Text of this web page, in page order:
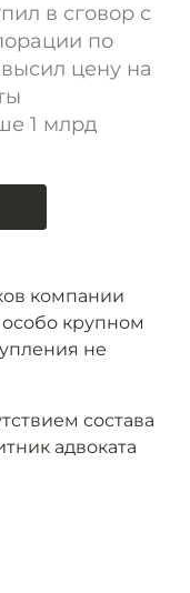
в сговор с
по
цену на
1 млрд
компании
крупном
не
состава
адвоката